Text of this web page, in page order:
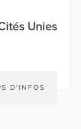
Unies
D'INFOS